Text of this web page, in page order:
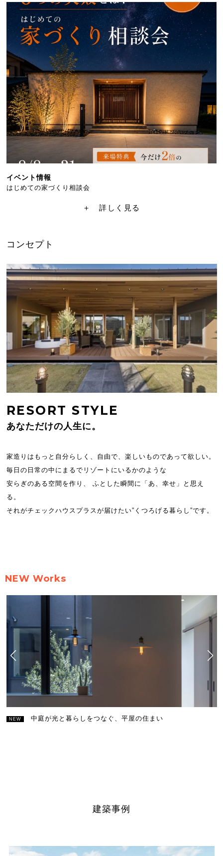
イベント情報
はじめての家づくり相談会
＋ 詳しく見る
コンセプト
RESORT STYLE
あなただけの人生に。
家造りはもっと自分らしく、自由で、楽しいものであって欲しい。
毎日の日常の中にまるでリゾートにいるかのような
安らぎのある空間を作り、 ふとした瞬間に「あ、幸せ」と思え
る。
それがチェックハウスプラスが届けたい”くつろげる暮らし”です。
NEW Works
感性が光るヴィンテージが映える家
中庭が光と暮らしをつなぐ、平屋の住まい
和の趣が迎える洗練された平屋
建築事例